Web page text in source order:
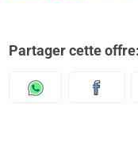
Partager cette offre: